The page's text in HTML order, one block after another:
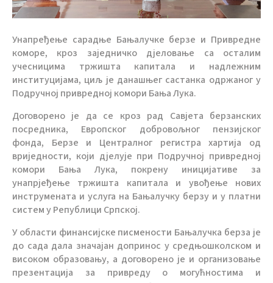
Унапређење сарадње Бањалучке берзе и Привредне
коморе, кроз заједничко дјеловање са осталим
учесницима тржишта капитала и надлежним
институцијама, циљ је данашњег састанка одржаног у
Подручној привредној комори Бања Лука.
Договорено је да се кроз рад Савјета берзанских
посредника, Европског добровољног пензијског
фонда, Берзе и Централног регистра хартија од
вриједности, који дјелује при Подручној привредној
комори Бања Лука, покрену иницијативе за
унапрјеђење тржишта капитала и увођење нових
инструмената и услуга на Бањалучку берзу и у платни
систем у Републици Српској.
У области финансијске писмености Бањалучка берза је
до сада дала значајан допринос у средњошколском и
високом образовању, а договорено је и организовање
презентација за привреду о могућностима и